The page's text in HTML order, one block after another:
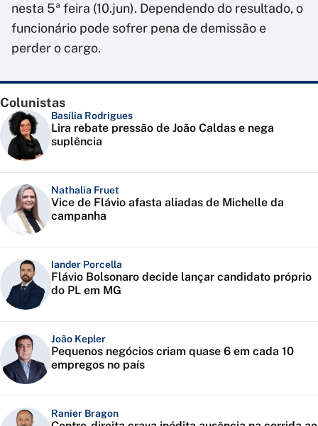
nesta 5ª feira (10.jun). Dependendo do resultado, o
funcionário pode sofrer pena de demissão e
perder o cargo.
Colunistas
Basília Rodrigues
Lira rebate pressão de João Caldas e nega
suplência
Nathalia Fruet
Vice de Flávio afasta aliadas de Michelle da
campanha
Iander Porcella
Flávio Bolsonaro decide lançar candidato próprio
do PL em MG
João Kepler
Pequenos negócios criam quase 6 em cada 10
empregos no país
Ranier Bragon